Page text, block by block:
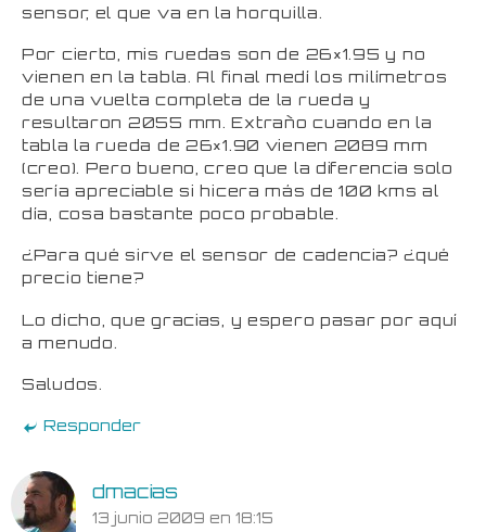
sensor, el que va en la horquilla.
Por cierto, mis ruedas son de 26×1.95 y no
vienen en la tabla. Al final medí los milímetros
de una vuelta completa de la rueda y
resultaron 2055 mm. Extraño cuando en la
tabla la rueda de 26×1.90 vienen 2089 mm
(creo). Pero bueno, creo que la diferencia solo
sería apreciable si hicera más de 100 kms al
día, cosa bastante poco probable.
¿Para qué sirve el sensor de cadencia? ¿qué
precio tiene?
Lo dicho, que gracias, y espero pasar por aquí
a menudo.
Saludos.
Responder
dmacias
13 junio 2009 en 18:15